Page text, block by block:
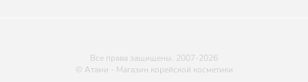
Все права защищены. 2007-2026
© Атами - Магазин корейской косметики